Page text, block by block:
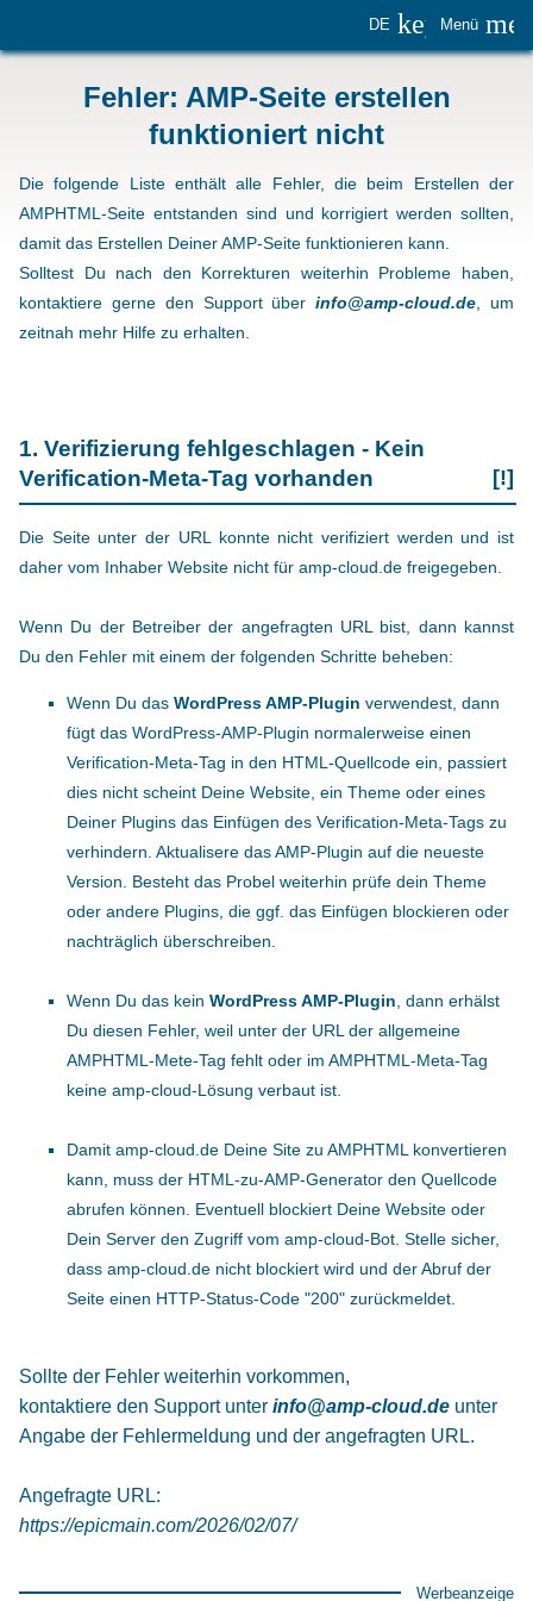
DE Menü
Fehler: AMP-Seite erstellen
funktioniert nicht
Die folgende Liste enthält alle Fehler, die beim Erstellen der
AMPHTML-Seite entstanden sind und korrigiert werden sollten,
damit das Erstellen Deiner AMP-Seite funktionieren kann.
Solltest Du nach den Korrekturen weiterhin Probleme haben,
kontaktiere gerne den Support überinfo@amp-cloud.de, um
zeitnah mehr Hilfe zu erhalten.
1. Verifizierung fehlgeschlagen - Kein
Verification-Meta-Tag vorhanden
[!]
Die Seite unter der URL konnte nicht verifiziert werden und ist
daher vom Inhaber Website nicht für amp-cloud.de freigegeben.
Wenn Du der Betreiber der angefragten URL bist, dann kannst
Du den Fehler mit einem der folgenden Schritte beheben:
Wenn Du das WordPress AMP-Plugin verwendest, dann
fügt das WordPress-AMP-Plugin normalerweise einen
Verification-Meta-Tag in den HTML-Quellcode ein, passiert
dies nicht scheint Deine Website, ein Theme oder eines
Deiner Plugins das Einfügen des Verification-Meta-Tags zu
verhindern. Aktualisere das AMP-Plugin auf die neueste
Version. Besteht das Probel weiterhin prüfe dein Theme
oder andere Plugins, die ggf. das Einfügen blockieren oder
nachträglich überschreiben.
Wenn Du das kein WordPress AMP-Plugin , dann erhälst
Du diesen Fehler, weil unter der URL der allgemeine
AMPHTML-Mete-Tag fehlt oder im AMPHTML-Meta-Tag
keine amp-cloud-Lösung verbaut ist.
Damit amp-cloud.de Deine Site zu AMPHTML konvertieren
kann, muss der HTML-zu-AMP-Generator den Quellcode
abrufen können. Eventuell blockiert Deine Website oder
Dein Server den Zugriff vom amp-cloud-Bot. Stelle sicher,
dass amp-cloud.de nicht blockiert wird und der Abruf der
Seite einen HTTP-Status-Code "200" zurückmeldet.
Sollte der Fehler weiterhin vorkommen,
kontaktiere den Support unter info@amp-cloud.de unter
Angabe der Fehlermeldung und der angefragten URL.
Angefragte URL:
https://epicmain.com/2026/02/07/
Werbeanzeige